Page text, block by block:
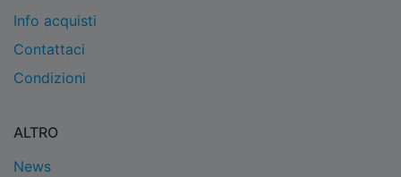
Info acquisti
Contattaci
Condizioni
ALTRO
News